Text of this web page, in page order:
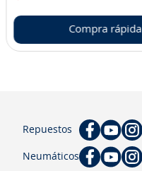
Compra rápida
Repuestos
Neumáticos